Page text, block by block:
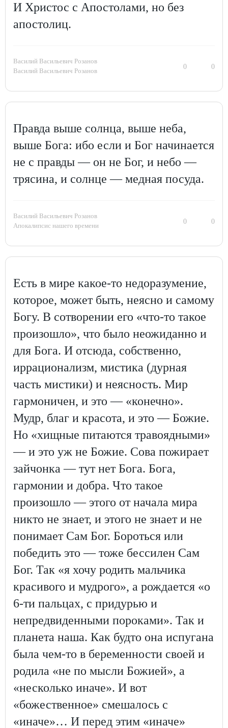
И Христос с Апостолами, но без
апостолиц.
Василий Васильевич Розанов
Василий Васильевич Розанов
0 0
Правда выше солнца, выше неба,
выше Бога: ибо если и Бог начинается
не с правды — он не Бог, и небо —
трясина, и солнце — медная посуда.
Василий Васильевич Розанов
Апокалипсис нашего времени
0 0
Есть в мире какое-то недоразумение,
которое, может быть, неясно и самому
Богу. В сотворении его «что-то такое
произошло», что было неожиданно и
для Бога. И отсюда, собственно,
иррационализм, мистика (дурная
часть мистики) и неясность. Мир
гармоничен, и это — «конечно».
Мудр, благ и красота, и это — Божие.
Но «хищные питаются травоядными»
— и это уж не Божие. Сова пожирает
зайчонка — тут нет Бога. Бога,
гармонии и добра. Что такое
произошло — этого от начала мира
никто не знает, и этого не знает и не
понимает Сам Бог. Бороться или
победить это — тоже бессилен Сам
Бог. Так «я хочу родить мальчика
красивого и мудрого», а рождается «о
6-ти пальцах, с придурью и
непредвиденными пороками». Так и
планета наша. Как будто она испугана
была чем-то в беременности своей и
родила «не по мысли Божией», а
«несколько иначе». И вот
«божественное» смешалось с
«иначе»… И перед этим «иначе»